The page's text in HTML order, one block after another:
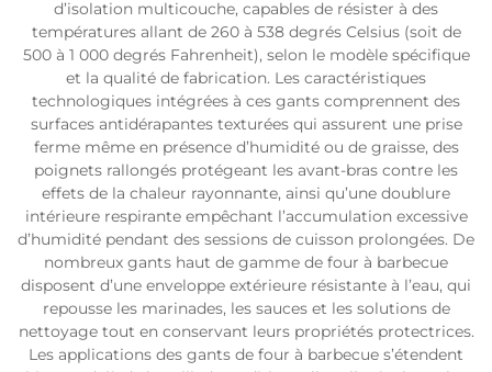
d’isolation multicouche, capables de résister à des
températures allant de 260 à 538 degrés Celsius (soit de
500 à 1 000 degrés Fahrenheit), selon le modèle spécifique
et la qualité de fabrication. Les caractéristiques
technologiques intégrées à ces gants comprennent des
surfaces antidérapantes texturées qui assurent une prise
ferme même en présence d’humidité ou de graisse, des
poignets rallongés protégeant les avant-bras contre les
effets de la chaleur rayonnante, ainsi qu’une doublure
intérieure respirante empêchant l’accumulation excessive
d’humidité pendant des sessions de cuisson prolongées. De
nombreux gants haut de gamme de four à barbecue
disposent d’une enveloppe extérieure résistante à l’eau, qui
repousse les marinades, les sauces et les solutions de
nettoyage tout en conservant leurs propriétés protectrices.
Les applications des gants de four à barbecue s’étendent